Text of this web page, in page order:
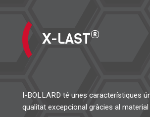
X-LAST®
I-BOLLARD té unes característiques
qualitat excepcional gràcies al